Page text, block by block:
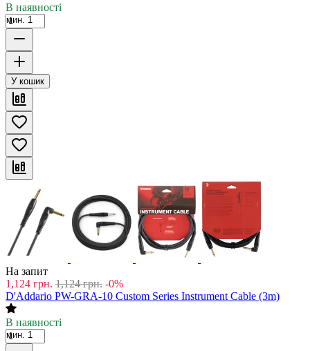
В наявності
мин. 1
У кошик
На запит
1,124 грн. 1,124 грн. -0%
D'Addario PW-GRA-10 Custom Series Instrument Cable (3m)
В наявності
мин. 1